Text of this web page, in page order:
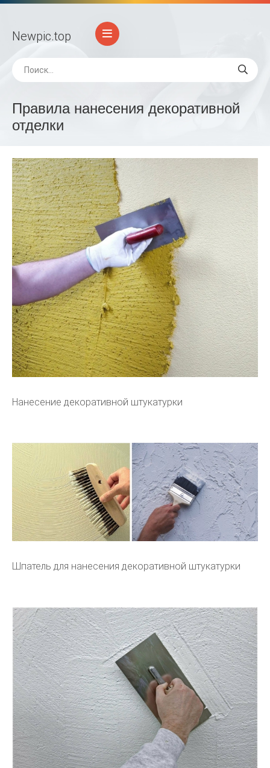
Newpic.top
Правила нанесения декоративной
отделки
Нанесение декоративной штукатурки
Шпатель для нанесения декоративной штукатурки